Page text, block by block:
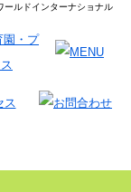
ルドインターナショナル